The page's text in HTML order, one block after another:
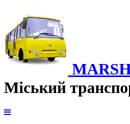
Міський